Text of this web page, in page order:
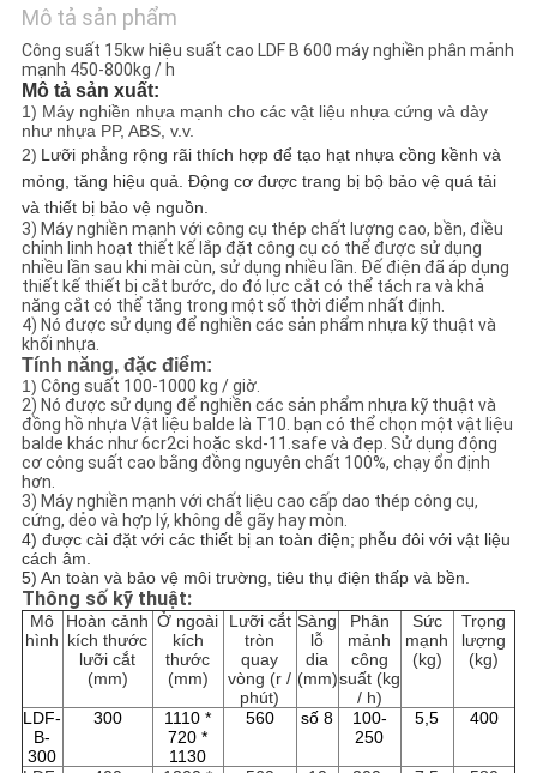
GIÁ
SƠ
ĐỒ
TRANG
WEB
PRIVACY
POLICY
Mô tả sản phẩm
Công suất 15kw hiệu suất cao LDF B 600 máy nghiền phân mảnh
mạnh 450-800kg / h
Mô tả sản xuất:
1) Máy nghiền nhựa mạnh cho các vật liệu nhựa cứng và dày
như nhựa PP, ABS, v.v.
2) Lưỡi phẳng rộng rãi thích hợp để tạo hạt nhựa cồng kềnh và
mỏng, tăng hiệu quả. Động cơ được trang bị bộ bảo vệ quá tải
và thiết bị bảo vệ nguồn.
3) Máy nghiền mạnh với công cụ thép chất lượng cao, bền, điều
chỉnh linh hoạt thiết kế lắp đặt công cụ có thể được sử dụng
nhiều lần sau khi mài cùn, sử dụng nhiều lần. Đế điện đã áp dụng
thiết kế thiết bị cắt bước, do đó lực cắt có thể tách ra và khả
năng cắt có thể tăng trong một số thời điểm nhất định.
4) Nó được sử dụng để nghiền các sản phẩm nhựa kỹ thuật và
khối nhựa.
Tính năng, đặc điểm:
1) Công suất 100-1000 kg / giờ.
2) Nó được sử dụng để nghiền các sản phẩm nhựa kỹ thuật và
đồng hồ nhựa Vật liệu balde là T10. bạn có thể chọn một vật liệu
balde khác như 6cr2ci hoặc skd-11.safe và đẹp. Sử dụng động
cơ công suất cao bằng đồng nguyên chất 100%, chạy ổn định
hơn.
3) Máy nghiền mạnh với chất liệu cao cấp dao thép công cụ,
cứng, dẻo và hợp lý, không dễ gãy hay mòn.
4) được cài đặt với các thiết bị an toàn điện; phễu đôi với vật liệu
cách âm.
5) An toàn và bảo vệ môi trường, tiêu thụ điện thấp và bền.
Thông số kỹ thuật:
Mô
hình
Hoàn cảnh
kích thước
lưỡi cắt
(mm)
Ở ngoài
kích
thước
(mm)
Lưỡi cắt
tròn
quay
vòng (r /
phút)
Sàng
lỗ
dia
(mm)
Phân
mảnh
công
suất (kg
/ h)
Sức
mạnh
(kg)
Trọng
lượng
(kg)
LDF-
B-
300
300
1110 *
720 *
1130
560 số 8
100-
250
5,5 400